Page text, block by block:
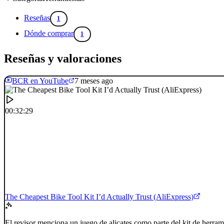
Reseñas 1
Dónde comprar 1
Reseñas y valoraciones
BCR en YouTube 7 meses ago
00:32:29
The Cheapest Bike Tool Kit I’d Actually Trust (AliExpress)